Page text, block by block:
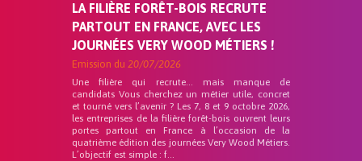
LA FILIÈRE FORÊT-BOIS RECRUTE
PARTOUT EN FRANCE, AVEC LES
JOURNÉES VERY WOOD MÉTIERS !
Emission du 20/07/2026
Une filière qui recrute… mais manque de
candidats Vous cherchez un métier utile, concret
et tourné vers l’avenir ? Les 7, 8 et 9 octobre 2026,
les entreprises de la filière forêt-bois ouvrent leurs
portes partout en France à l’occasion de la
quatrième édition des journées Very Wood Métiers.
L’objectif est simple : f...